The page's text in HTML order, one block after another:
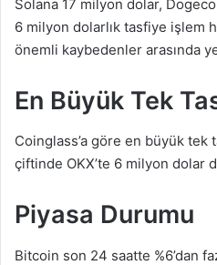
Solana 17 milyon dolar,
6 milyon dolarlık tasfiye işlem
önemli kaybedenler arasında
En Büyük Tek
Coinglass’a göre en büyük tek
çiftinde OKX’te 6 milyon dolar
Piyasa Durumu
Bitcoin son 24 saatte %6’dan